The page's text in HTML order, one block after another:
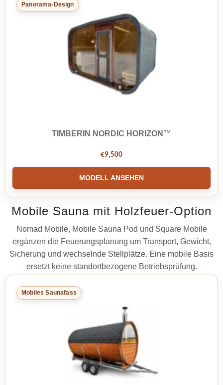
Panorama-Design
TIMBERIN NORDIC HORIZON™
€9,500
MODELL ANSEHEN
Mobile Sauna mit Holzfeuer-Option
Nomad Mobile, Mobile Sauna Pod und Square Mobile
ergänzen die Feuerungsplanung um Transport, Gewicht,
Sicherung und wechselnde Stellplätze. Eine mobile Basis
ersetzt keine standortbezogene Betriebsprüfung.
Mobiles Saunafass